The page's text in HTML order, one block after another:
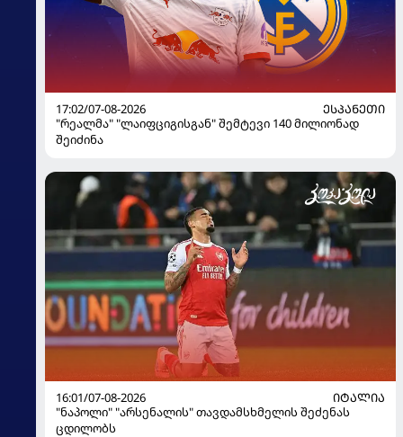
17:02/07-08-2026
ᲔᲡᲞᲐᲜᲔᲗᲘ
"რეალმა" "ლაიფციგისგან" შემტევი 140 მილიონად
შეიძინა
16:01/07-08-2026
ᲘᲢᲐᲚᲘᲐ
"ნაპოლი" "არსენალის" თავდამსხმელის შეძენას
ცდილობს